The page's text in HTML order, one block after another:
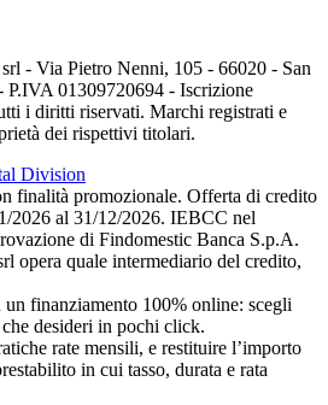
- Via Pietro Nenni, 105 - 66020 - San
01309720694 - Iscrizione
i diritti riservati. Marchi registrati e
dei rispettivi titolari.
Division
finalità promozionale. Offerta di credito
2026 al 31/12/2026. IEBCC nel
di Findomestic Banca S.p.A.
opera quale intermediario del credito,
finanziamento 100% online: scegli
desideri in pochi click.
rate mensili, e restituire l’importo
in cui tasso, durata e rata